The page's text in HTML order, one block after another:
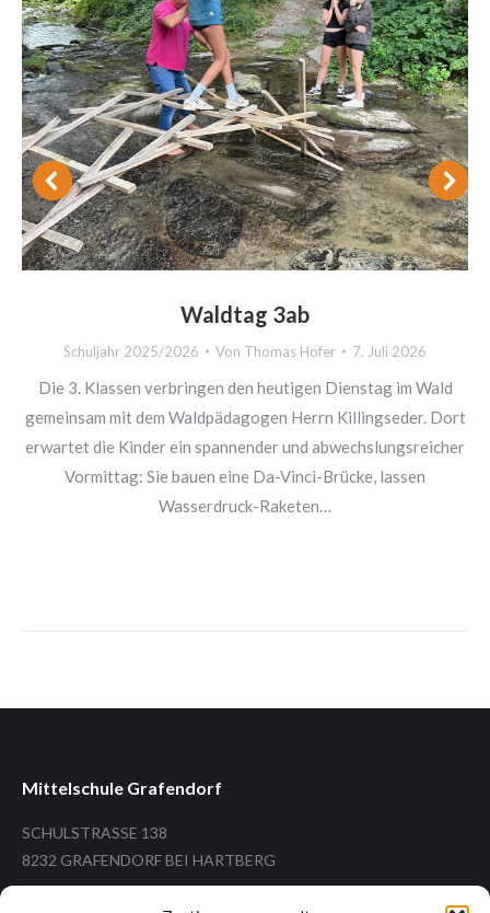
Waldtag 3ab
Schuljahr 2025/2026 Von Thomas Hofer 7. Juli 2026
Die 3. Klassen verbringen den heutigen Dienstag im Wald
gemeinsam mit dem Waldpädagogen Herrn Killingseder. Dort
erwartet die Kinder ein spannender und abwechslungsreicher
Vormittag: Sie bauen eine Da-Vinci-Brücke, lassen
Wasserdruck-Raketen…
Mittelschule Grafendorf
SCHULSTRASSE 138
8232 GRAFENDORF BEI HARTBERG